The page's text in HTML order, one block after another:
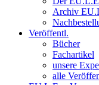
Archiv
Veröffentl.
Bücher
Fachartikel
unsere
alle